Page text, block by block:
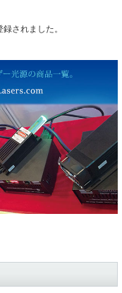
されました。